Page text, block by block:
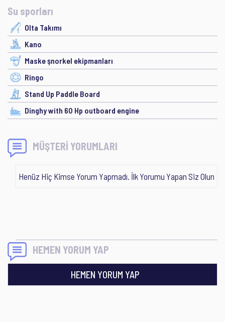
Su sporları
Olta Takımı
Kano
Maske şnorkel ekipmanları
Ringo
Stand Up Paddle Board
Dinghy with 60 Hp outboard engine
MÜŞTERİ YORUMLARI
Henüz Hiç Kimse Yorum Yapmadı. İlk Yorumu Yapan Siz Olun
HEMEN YORUM YAP
HEMEN YORUM YAP